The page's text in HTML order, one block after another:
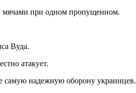
мячами при одном пропущенном.
Вуда.
атакует.
самую надежную оборону украинцев.